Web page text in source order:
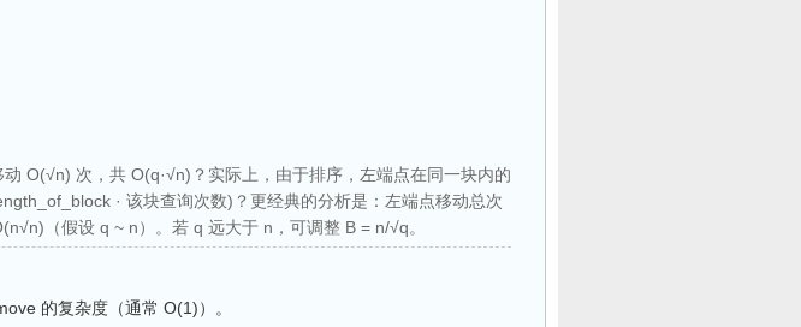
O(√n) 次，共 O(q·√n)？实际上，由于排序，左端点在同一块内的
· 该块查询次数)？更经典的分析是：左端点移动总次
（假设 q ~ n）。若 q 远大于 n，可调整 B = n/√q。
的复杂度（通常 O(1)）。